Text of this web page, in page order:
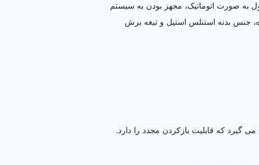
به صورت اتوماتیک، مجهز بودن به سیستم
جنس بدنه استنلس استیل و تیغه برش
که قابلیت بازکردن مجدد را دارد.